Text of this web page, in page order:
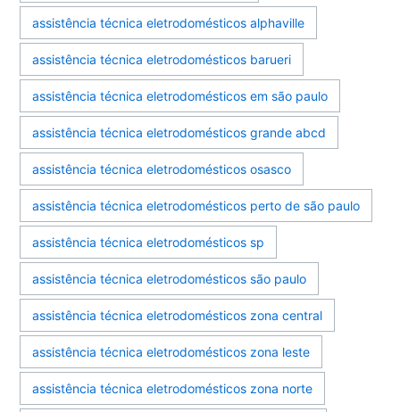
assistência técnica eletrodomésticos alphaville
assistência técnica eletrodomésticos barueri
assistência técnica eletrodomésticos em são paulo
assistência técnica eletrodomésticos grande abcd
assistência técnica eletrodomésticos osasco
assistência técnica eletrodomésticos perto de são paulo
assistência técnica eletrodomésticos sp
assistência técnica eletrodomésticos são paulo
assistência técnica eletrodomésticos zona central
assistência técnica eletrodomésticos zona leste
assistência técnica eletrodomésticos zona norte